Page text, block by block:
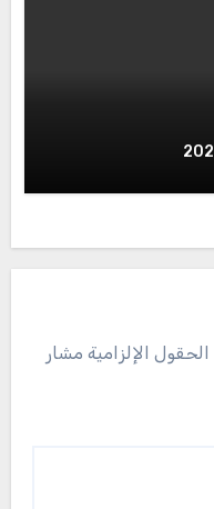
الحقول الإلزامية مشار